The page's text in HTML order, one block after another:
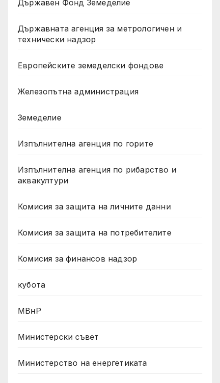
Държавен Фонд Земеделие
Държавната агенция за метрологичен и
технически надзор
Европейските земеделски фондове
Железопътна администрация
Земеделие
Изпълнителна агенция по горите
Изпълнителна агенция по рибарство и
аквакултури
Комисия за защита на личните данни
Комисия за защита на потребителите
Комисия за финансов надзор
кубота
МВнР
Министерски съвет
Министерство на енергетиката